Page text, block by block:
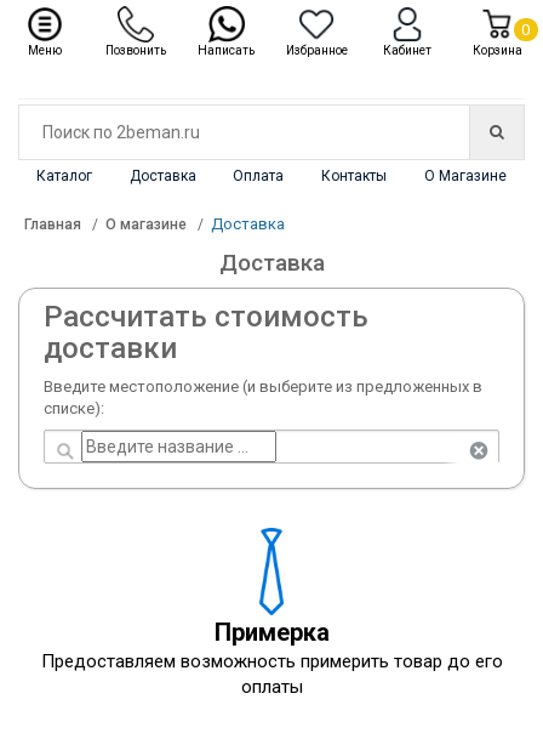
Каталог Доставка Оплата Контакты О Магазине
Каталог ✖
Главная О магазине Доставка
Доставка
Рассчитать стоимость
доставки
Введите местоположение (и выберите из предложенных в
списке):
Примерка
Предоставляем возможность примерить товар до его
оплаты
Меню Позвонить Написать Избранное Кабинет Корзина
0